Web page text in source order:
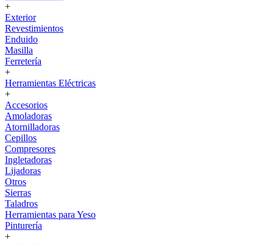
+
Exterior
Revestimientos
Enduido
Masilla
Ferretería
+
Herramientas Eléctricas
+
Accesorios
Amoladoras
Atornilladoras
Cepillos
Compresores
Ingletadoras
Lijadoras
Otros
Sierras
Taladros
Herramientas para Yeso
Pinturería
+